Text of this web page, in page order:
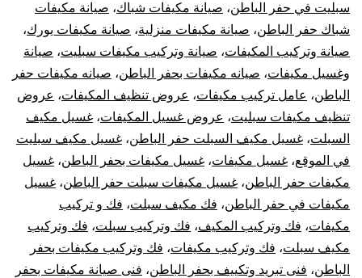
سبليت في حفر الباطن، صيانة مكيفات شباك، صيانة مكيفات
شباك حفر الباطن، صيانة مكيفات منزلية، صيانة مكيفات يورك،
صيانة وتركيب المكيفات، صيانة وتركيب مكيفات سبليت، صيانة
وغسيل مكيفات، صيانه مكيفات بحفر الباطن، صيانه مكيفات حفر
الباطن، عامل تركيب مكيفات، عروض تنظيف المكيفات، عروض
تنظيف مكيفات سبليت، عروض غسيل المكيفات، غسيل مكيف
السبلت، غسيل مكيف السبلت حفر الباطن، غسيل مكيف سبليت
في الموقع، غسيل مكيفات، غسيل مكيفات بحفر الباطن، غسيل
مكيفات حفر الباطن، غسيل مكيفات سبلت حفر الباطن، غسيل
مكيفات في حفر الباطن، فك مكيف سبلت، فك و تركيب
مكيفات، فك وتركيب المكيف، فك وتركيب سبلت، فك وتركيب
مكيف سبلت، فك وتركيب مكيفات، فك وتركيب مكيفات بحفر
الباطن، فنى تبريد وتكييف بحفر الباطن، فنى صيانة مكيفات بحفر